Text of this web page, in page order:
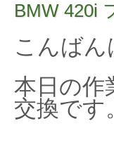
BMW 420i
こんばん
本日の作
交換です